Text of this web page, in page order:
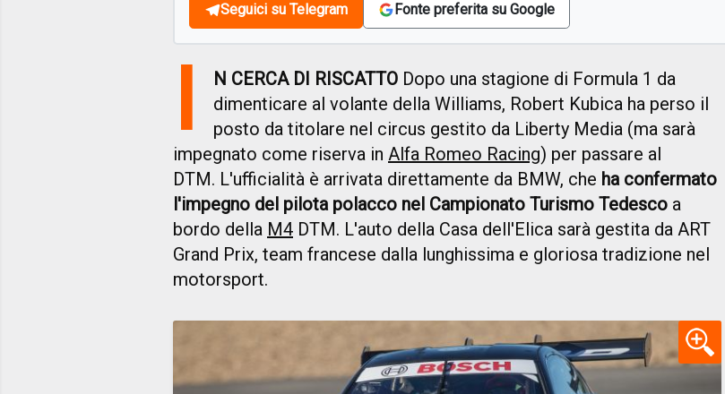
Seguici su Telegram Fonte preferita su Google
N CERCA DI RISCATTO Dopo una stagione di Formula 1 da
dimenticare al volante della Williams, Robert Kubica ha perso il
posto da titolare nel circus gestito da Liberty Media (ma sarà
impegnato come riserva in Alfa Romeo Racing) per passare al
DTM. L'ufficialità è arrivata direttamente da BMW, che ha confermato
l'impegno del pilota polacco nel Campionato Turismo Tedesco a
bordo della M4 DTM. L'auto della Casa dell'Elica sarà gestita da ART
Grand Prix, team francese dalla lunghissima e gloriosa tradizione nel
motorsport.